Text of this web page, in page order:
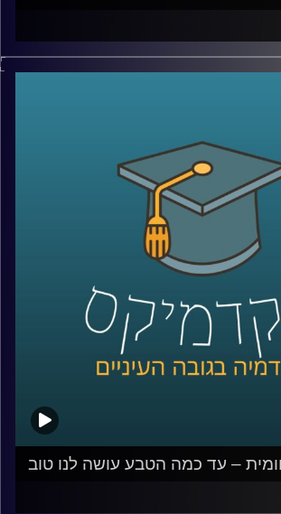
שבו בכדור הארץ לא יהיו מספיק
פרופסור יואב יאיר על
האלטרנטיביים שהאנושות
אז היכן ניתן לקיים חיים
לכדור הארץ? במה זה כרוך?
מהיום שזה יקרה? | הפרק
"העתיד זה לא מה שהיה פעם
– עד כמה הטבע עושה לנו טוב